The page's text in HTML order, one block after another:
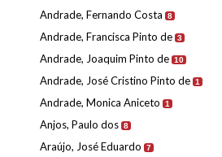
Andrade, Fernando Costa 8
Andrade, Francisca Pinto de 3
Andrade, Joaquim Pinto de 10
Andrade, José Cristino Pinto de 1
Andrade, Monica Aniceto 1
Anjos, Paulo dos 8
Araújo, José Eduardo 7